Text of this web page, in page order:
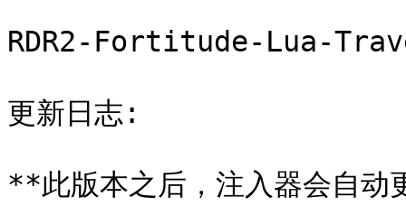
RDR2-Fortitude-Lua-
更新日志:
**此版本之后，注入器会自动